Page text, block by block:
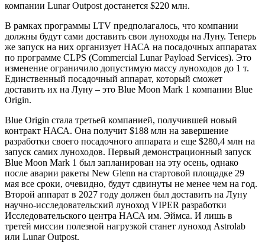
компании Lunar Outpost достанется $220 млн.
В рамках программы LTV предполагалось, что компании
должны будут сами доставить свои луноходы на Луну. Теперь
же запуск на них организует НАСА на посадочных аппаратах
по программе CLPS (Commercial Lunar Payload Services). Это
изменение ограничило допустимую массу луноходов до 1 т.
Единственный посадочный аппарат, который сможет
доставить их на Луну – это Blue Moon Mark 1 компании Blue
Origin.
Blue Origin стала третьей компанией, получившей новый
контракт НАСА. Она получит $188 млн на завершение
разработки своего посадочного аппарата и еще $280,4 млн на
запуск самих луноходов. Первый демонстрационный запуск
Blue Moon Mark 1 был запланирован на эту осень, однако
после аварии ракеты New Glenn на стартовой площадке 29
мая все сроки, очевидно, будут сдвинуты не менее чем на год.
Второй аппарат в 2027 году должен был доставить на Луну
научно-исследовательский луноход VIPER разработки
Исследовательского центра НАСА им. Эймса. И лишь в
третей миссии полезной нагрузкой станет луноход Astrolab
или Lunar Outpost.